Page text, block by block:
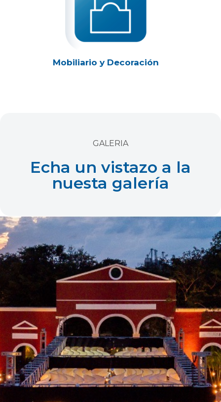
Mobiliario y Decoración
GALERIA
Echa un vistazo a la
nuesta galería